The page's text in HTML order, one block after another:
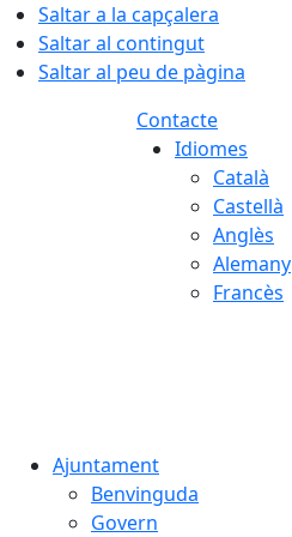
Saltar a la capçalera
Saltar al contingut
Saltar al peu de pàgina
Contacte
Idiomes
Català
Castellà
Anglès
Alemany
Francès
Ajuntament
Benvinguda
Govern